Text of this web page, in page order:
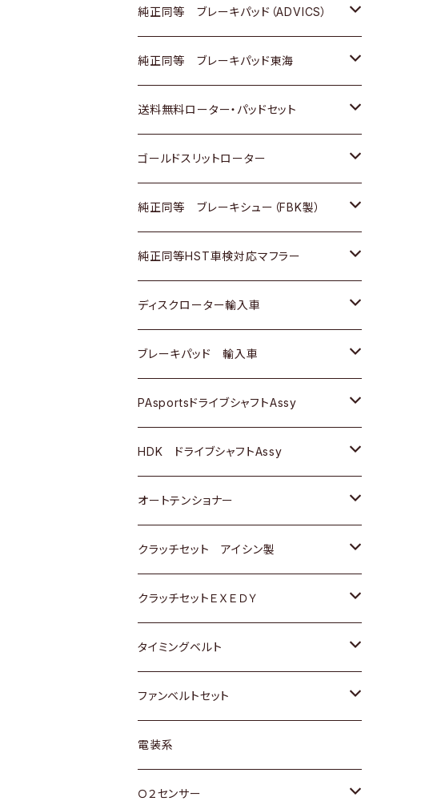
三菱
スバル
日野
三菱ふそう
ＢＭＷ
マツダ
三菱
日野
三菱ふそう
三菱
日野
三菱ふそう
その他
ダイハツ
マツダ
三菱
スバル
日産
いすゞ
ダイハツ
マツダ
三菱
スバル
いすゞ
ダイハツ
マツダ
三菱
ホンダ
スズキ
日産
ダイハツ
マツダ
三菱
スバル
トヨタ
ホンダ
スズキ
日産
いすゞ
ダイハツ
マツダ
三菱
スバル
ＢＥＮＺ
純正同等 ブレーキパッド（ADVICS）
トヨタ
ホンダ
スズキ
日産
ダイハツ
マツダ
三菱
スバル
純正同等 ブレーキパッド東海
トヨタ
ホンダ
日産
いすゞ
ダイハツ
マツダ
三菱
スバル
送料無料ローター・パッドセット
トヨタ
ホンダ
スズキ
日産
ダイハツ
マツダ
三菱
スバル
ゴールドスリットローター
トヨタ
ホンダ
スズキ
日産
ダイハツ
マツダ
三菱
スバル
純正同等 ブレーキシュー（FBK製）
ホンダ
スズキ
日産
ダイハツ
マツダ
三菱
スバル
純正同等HST車検対応マフラー
トヨタ
ホンダ
スズキ
日産
いすゞ
ダイハツ
マツダ
三菱
スバル
日野
ディスクローター輸入車
ＡＵＤＩ
ＢＥＮＺ
ＢＭＷ
GOLF
ＷＡＧＥＮ
アストロ（シボレー）
クライスラー
ブレーキパッド 輸入車
ＢＥＮＺ
ＢＭＷ
ＷＡＧＥＮ
ＶＯＬＶＯ
PAsportsドライブシャフトAssy
トヨタ
ホンダ
スズキ
日産
ダイハツ
マツダ
三菱
スバル
HDK ドライブシャフトAssy
スズキ
ダイハツ
日産
ホンダ
マツダ
オートテンショナー
トヨタ
クラッチセット アイシン製
ホンダ
スズキ
ダイハツ
マツダ
三菱
クラッチセットＥＸＥＤＹ
ホンダ
スズキ
日産
ダイハツ
タイミングベルト
トヨタ
スズキ
ダイハツ
ファンベルトセット
トヨタ
ホンダ
電装系
Ｏ２センサー